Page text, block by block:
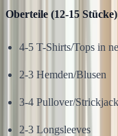
Oberteile (12-15
4-5 T-Shirts/Tops in
2-3 Hemden/Blusen
3-4 Pullover/
2-3 Longsleeves